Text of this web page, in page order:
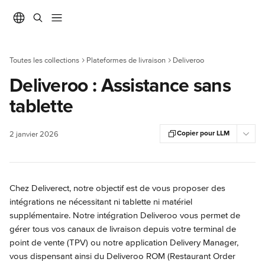
Toutes les collections Plateformes de livraison Deliveroo
Deliveroo : Assistance sans
tablette
2 janvier 2026 Copier pour LLM
Chez Deliverect, notre objectif est de vous proposer des
intégrations ne nécessitant ni tablette ni matériel
supplémentaire. Notre intégration Deliveroo vous permet de
gérer tous vos canaux de livraison depuis votre terminal de
point de vente (TPV) ou notre application Delivery Manager,
vous dispensant ainsi du Deliveroo ROM (Restaurant Order